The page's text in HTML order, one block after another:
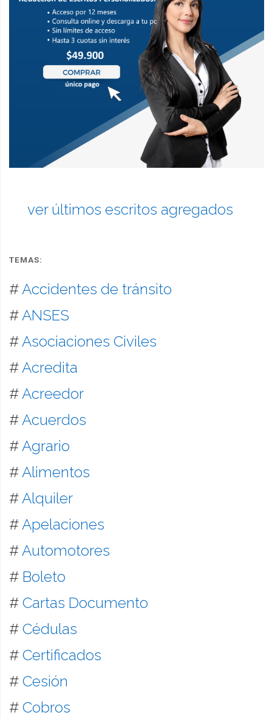
ver últimos escritos agregados
TEMAS:
#Accidentes de tránsito
#ANSES
#Asociaciones Civiles
#Acredita
#Acreedor
#Acuerdos
#Agrario
#Alimentos
#Alquiler
#Apelaciones
#Automotores
# Boleto
# Cartas Documento
# Cédulas
# Certificados
# Cesión
# Cobros